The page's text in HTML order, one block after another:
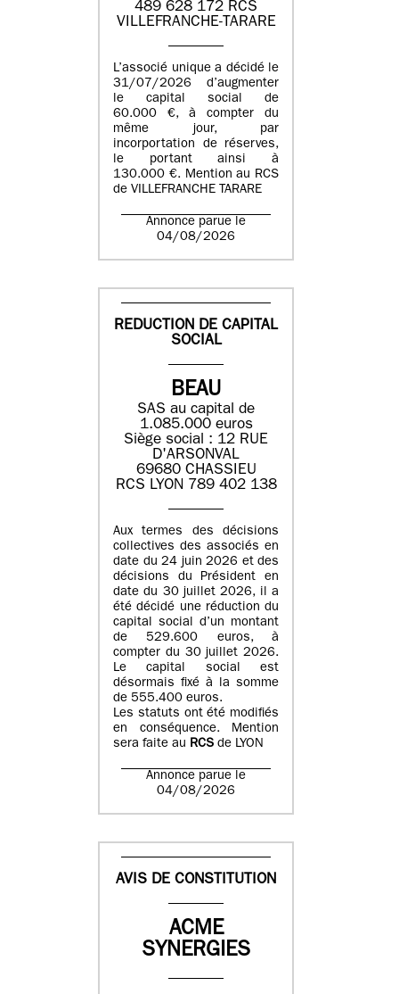
489 628 172 RCS
VILLEFRANCHE-TARARE
L’associé unique a décidé le
31/07/2026 d’augmenter
le capital social de
60.000 €, à compter du
même jour, par
incorportation de réserves,
le portant ainsi à
130.000 €. Mention au RCS
de VILLEFRANCHE TARARE
Annonce parue le
04/08/2026
REDUCTION DE CAPITAL
SOCIAL
BEAU
SAS au capital de
1.085.000 euros
Siège social : 12 RUE
D'ARSONVAL
69680 CHASSIEU
RCS LYON 789 402 138
Aux termes des décisions
collectives des associés en
date du 24 juin 2026 et des
décisions du Président en
date du 30 juillet 2026, il a
été décidé une réduction du
capital social d’un montant
de 529.600 euros, à
compter du 30 juillet 2026.
Le capital social est
désormais fixé à la somme
de 555.400 euros.
Les statuts ont été modifiés
en conséquence. Mention
sera faite au RCS de LYON
Annonce parue le
04/08/2026
AVIS DE CONSTITUTION
ACME
SYNERGIES